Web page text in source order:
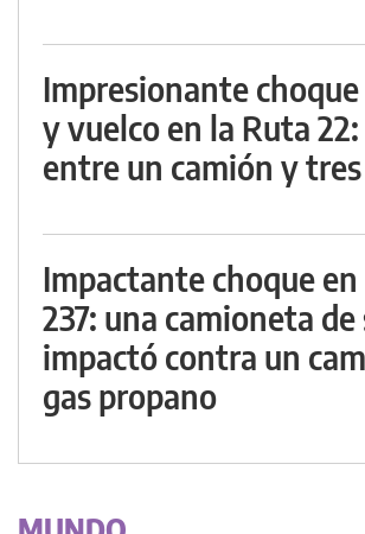
Impresionante
y vuelco en la Ruta
entre un camión y
Impactante choque
237: una camioneta
impactó contra un
gas propano